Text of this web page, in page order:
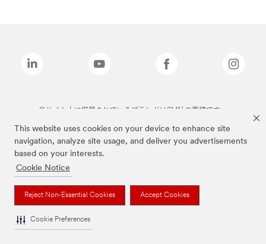
This website uses cookies on your device to enhance site
navigation, analyze site usage, and deliver you advertisements
based on your interests.
Cookie Notice
Reject Non-Essential Cookies Accept Cookies
Cookie Preferences
当サイト上に掲載されているブランドは3M社の商標です。